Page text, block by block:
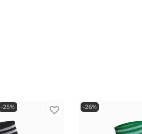
-25% -26%